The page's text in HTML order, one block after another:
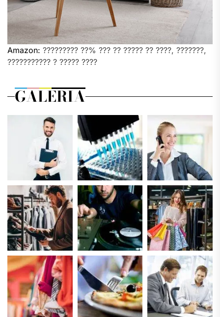
Amazon: ????????? ??% ??? ?? ????? ?? ????, ???????,
??????????? ? ????? ????
GALERIA